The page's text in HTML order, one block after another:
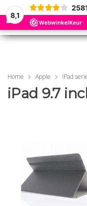
8,1
MENU
MENU
Home Apple iPad
iPad 9.7